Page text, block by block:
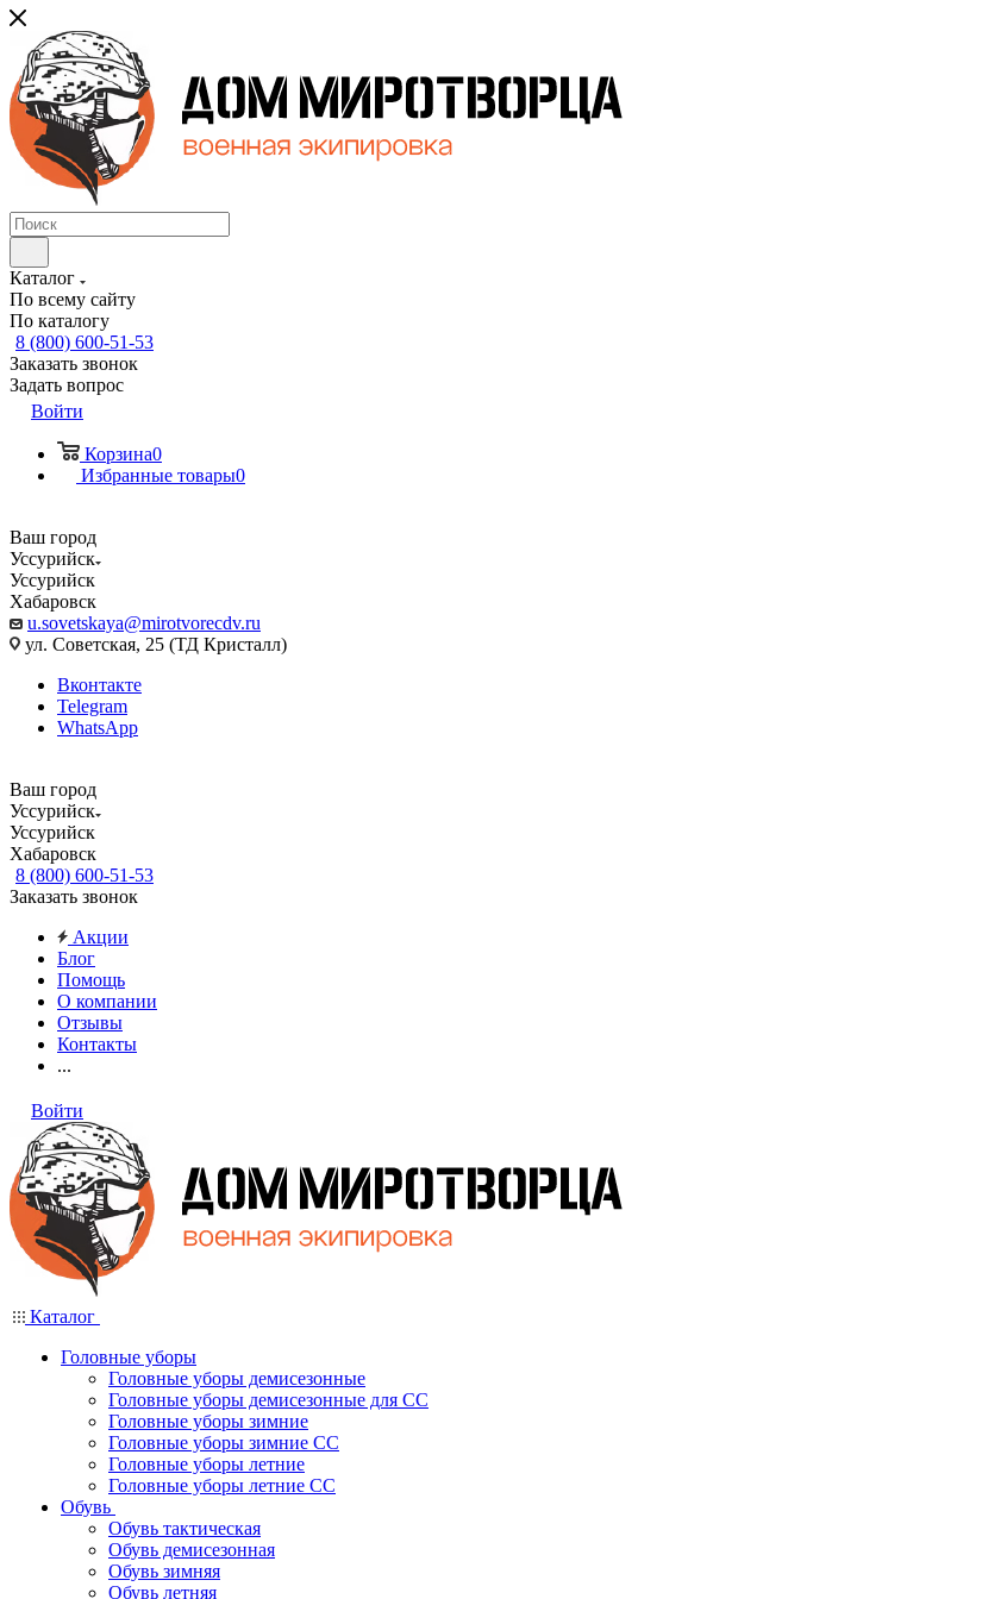
Каталог
По всему сайту
По каталогу
8 (800) 600-51-53
Заказать звонок
Задать вопрос
Войти
Корзина0
Избранные товары0
Ваш город
Уссурийск
Уссурийск
Хабаровск
u.sovetskaya@mirotvorecdv.ru
ул. Советская, 25 (ТД Кристалл)
Вконтакте
Telegram
WhatsApp
Ваш город
Уссурийск
Уссурийск
Хабаровск
8 (800) 600-51-53
Заказать звонок
Акции
Блог
Помощь
О компании
Отзывы
Контакты
...
Войти
Каталог
Головные уборы
Головные уборы демисезонные
Головные уборы демисезонные для СС
Головные уборы зимние
Головные уборы зимние СС
Головные уборы летние
Головные уборы летние СС
Обувь
Обувь тактическая
Обувь демисезонная
Обувь зимняя
Обувь летняя